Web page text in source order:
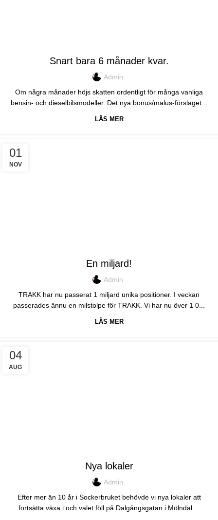
Snart bara 6 månader kvar.
Admin
Om några månader höjs skatten ordentligt för många vanliga
bensin- och dieselbilsmodeller. Det nya bonus/malus-förslaget...
LÄS MER
01
NOV
En miljard!
Admin
TRAKK har nu passerat 1 miljard unika positioner. I veckan
passerades ännu en milstolpe för TRAKK. Vi har nu över 1 0...
LÄS MER
04
AUG
Nya lokaler
Admin
Efter mer än 10 år i Sockerbruket behövde vi nya lokaler att
fortsätta växa i och valet föll på Dalgångsgatan i Mölndal....